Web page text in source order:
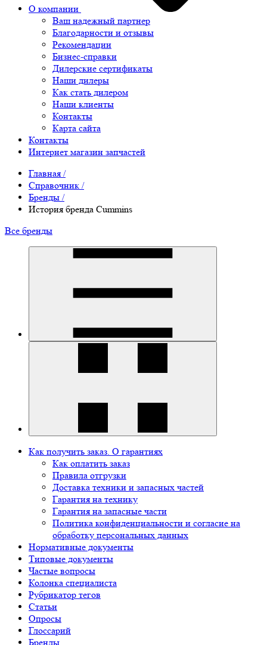
О компании
Ваш надежный партнер
Благодарности и отзывы
Рекомендации
Бизнес-справки
Дилерские сертификаты
Наши дилеры
Как стать дилером
Наши клиенты
Контакты
Карта сайта
Контакты
Интернет магазин запчастей
Главная /
Справочник /
Бренды /
История бренда Cummins
Все бренды
Как получить заказ. О гарантиях
Как оплатить заказ
Правила отгрузки
Доставка техники и запасных частей
Гарантия на технику
Гарантия на запасные части
Политика конфиденциальности и согласие на
обработку персональных данных
Нормативные документы
Типовые документы
Частые вопросы
Колонка специалиста
Рубрикатор тегов
Статьи
Опросы
Глоссарий
Бренды